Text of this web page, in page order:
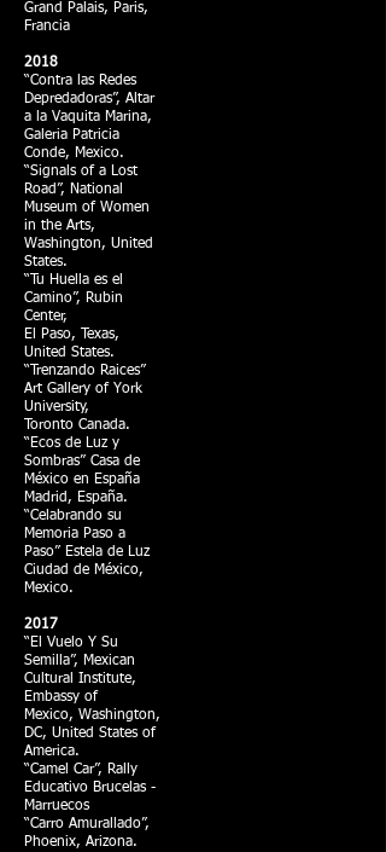
Grand Palais, Paris,
Francia
2018
“Contra las Redes
Depredadoras”, Altar
a la Vaquita Marina,
Galeria Patricia
Conde, Mexico.
“Signals of a Lost
Road”, National
Museum of Women
in the Arts,
Washington, United
States.
“Tu Huella es el
Camino”, Rubin
Center,
El Paso, Texas,
United States.
“Trenzando Raices”
Art Gallery of York
University,
Toronto Canada.
“Ecos de Luz y
Sombras” Casa de
México en España
Madrid, España.
“Celabrando su
Memoria Paso a
Paso” Estela de Luz
Ciudad de México,
Mexico.
2017
“El Vuelo Y Su
Semilla”, Mexican
Cultural Institute,
Embassy of
Mexico, Washington,
DC, United States of
America.
“Camel Car”, Rally
Educativo Brucelas -
Marruecos
“Carro Amurallado”,
Phoenix, Arizona.